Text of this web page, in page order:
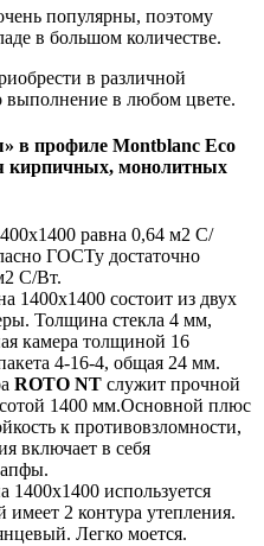
популярны, поэтому
в большом количестве.
в различной
в любом цвете.
в профиле Montblanc Eco
кирпичных, монолитных
равна 0,64 м2 С/
ГОСТу достаточно
С/Вт.
1400x1400 состоит из двух
Толщина стекла 4 мм,
камера толщиной 16
4-16-4, общая 24 мм.
ROTO NT служит прочной
1400 мм.Основной плюс
к противовзломности,
включает в себя
1400x1400 используется
2 контура утепления.
Легко моется.